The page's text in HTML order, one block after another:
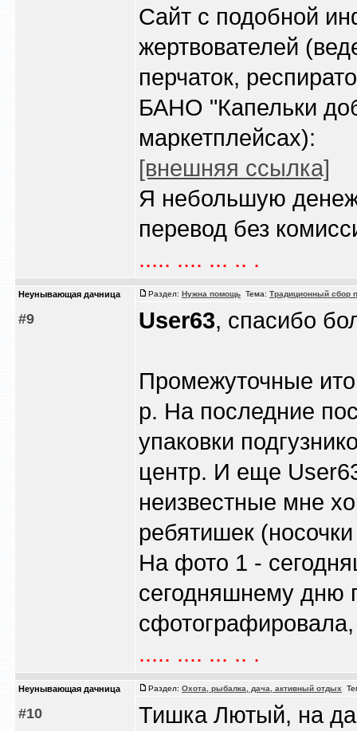
Сайт с подобной
жертвователей
перчаток,
БАНО "Капельки
маркетплейсах):
[внешняя ссылка]
Я небольшую
перевод без
..... .... ... .. .
Heyнывaющая дaчницa
#9
Раздел: Нужна помощь Тема: Традиционный сбор
User63, спасибо
Промежуточные
р. На последние
упаковки
центр. И еще
неизвестные мне
ребятишек
На фото 1 -
сегодняшнему дню
..... .... ... .. .
Heyнывaющая дaчницa
#10
Раздел: Охота, рыбалка, дача, активный отдых
Тишка Лютый, на